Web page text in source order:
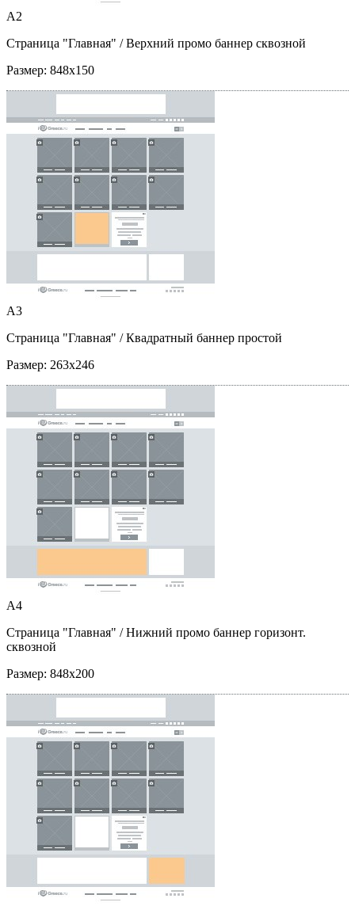
A2
Страница "Главная" / Верхний промо баннер сквозной
Размер: 848x150
A3
Страница "Главная" / Квадратный баннер простой
Размер: 263x246
A4
Страница "Главная" / Нижний промо баннер горизонт.
сквозной
Размер: 848x200